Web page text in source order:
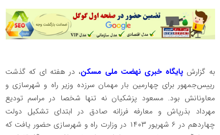
به گزارش پایگاه خبری نهضت ملی مسکن، در هفته ای که گذشت
رییس‌جمهور برای چهارمین بار مهمان سرزده وزیر راه و شهرسازی و
معاونانش بود. مسعود پزشکیان نه تنها شخصا در مراسم تودیع
مهرداد بذرپاش و معارفه فرزانه صادق در ابتدای تشکیل دولت
چهاردهم در ۶ شهریور ۱۴۰۳ در وزارت راه و شهرسازی حضور یافت که